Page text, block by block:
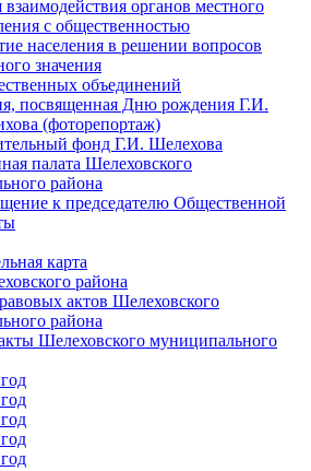
органов местного
с общественностью
населения в решении вопросов
значения
объединений
посвященная Дню рождения Г.И.
(фоторепортаж)
фонд Г.И. Шелехова
палата Шелеховского
района
к председателю Общественной
карта
района
актов Шелеховского
района
Шелеховского муниципального